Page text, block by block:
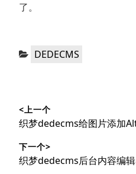
了。
分
DEDECMS
章
导
航
<上一个
上
文
章：
织梦dedecms给图片添加
下一个>
下
织梦dedecms后台内容编